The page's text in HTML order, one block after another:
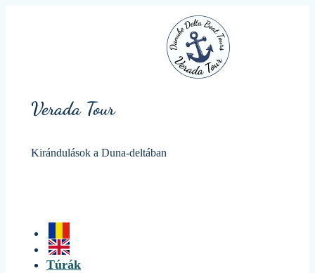
Verada Tour
Kirándulások a Duna-deltában
Túrák